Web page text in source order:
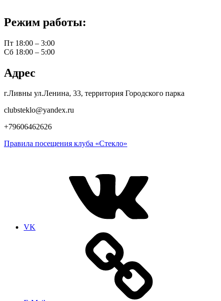
Режим работы:
Пт 18:00 – 3:00
Сб 18:00 – 5:00
Адрес
г.Ливны ул.Ленина, 33, территория Городского парка
clubsteklo@yandex.ru
+79606462626
Правила посещения клуба «Стекло»
VK